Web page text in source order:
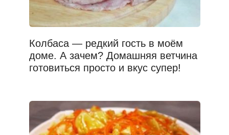
Колбаса — редкий гость в моём
доме. А зачем? Домашняя ветчина
готовиться просто и вкус супер!